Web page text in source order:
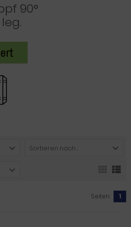
90°
Sortieren nach ...
Seiten: 1